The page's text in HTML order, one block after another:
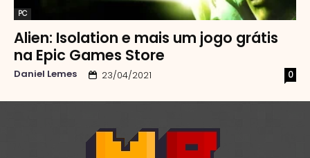
PC
Alien: Isolation e mais um jogo grátis
na Epic Games Store
Daniel Lemes 23/04/2021 0